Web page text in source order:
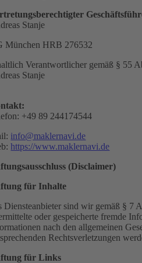
Stanje
München HRB 276532
Verantwortlicher gemäß § 55
Stanje
+49 89 244174544
info@maklernavi.de
https://www.maklernavi.de
(Disclaimer)
für Inhalte
Diensteanbieter sind wir gemäß § 7
oder gespeicherte fremde
nach den allgemeinen
Rechtsverletzungen
für Links